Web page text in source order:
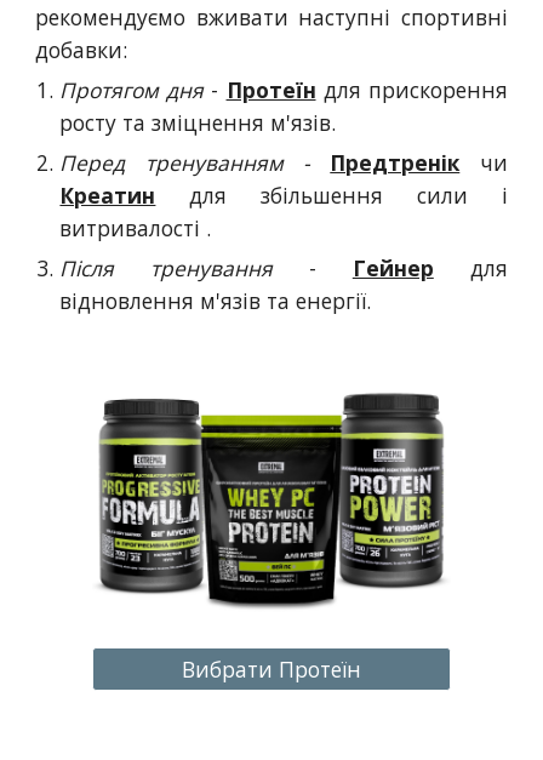
рекомендуємо вживати наступні спортивні
добавки:
Протягом дня- Протеїн для прискорення
росту та зміцнення м'язів.
Перед тренуванням -
Предтренік
чи
Креатин для збільшення сили і
витривалості .
Після тренування- Гейнер для
відновлення м'язів та енергії.
Вибрати Протеїн